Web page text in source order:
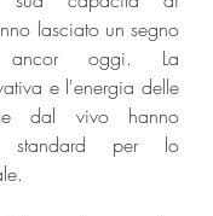
lasciato un segno
ancor oggi. La
e l'energia delle
dal vivo hanno
standard per lo